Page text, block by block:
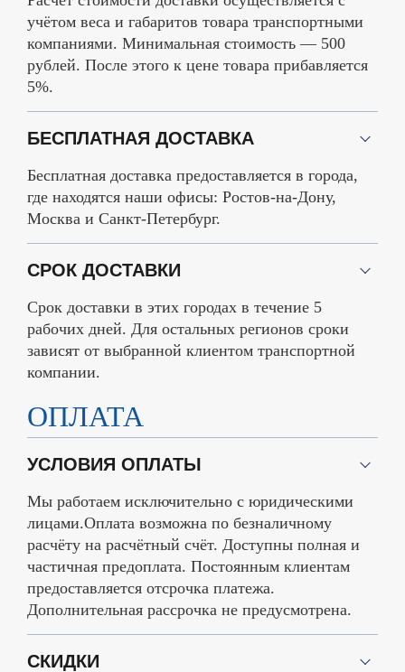
учётом веса и габаритов товара транспортными
компаниями. Минимальная стоимость — 500
рублей. После этого к цене товара прибавляется
5%.
БЕСПЛАТНАЯ ДОСТАВКА
Бесплатная доставка предоставляется в города,
где находятся наши офисы: Ростов-на-Дону,
Москва и Санкт-Петербург.
СРОК ДОСТАВКИ
Срок доставки в этих городах в течение 5
рабочих дней. Для остальных регионов сроки
зависят от выбранной клиентом транспортной
компании.
ОПЛАТА
УСЛОВИЯ ОПЛАТЫ
Мы работаем исключительно с юридическими
лицами.Оплата возможна по безналичному
расчёту на расчётный счёт. Доступны полная и
частичная предоплата. Постоянным клиентам
предоставляется отсрочка платежа.
Дополнительная рассрочка не предусмотрена.
СКИДКИ